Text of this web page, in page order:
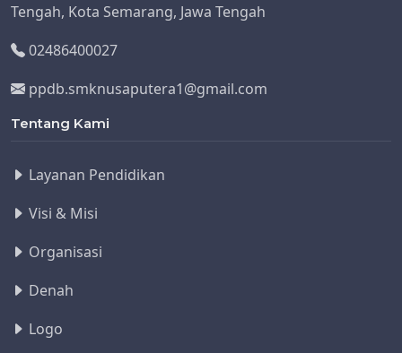
Tengah, Kota Semarang, Jawa Tengah
02486400027
ppdb.smknusaputera1@gmail.com
Tentang Kami
Layanan Pendidikan
Visi & Misi
Organisasi
Denah
Logo